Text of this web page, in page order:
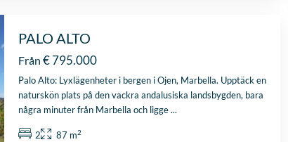
PALO ALTO
Från € 795.000
Palo Alto: Lyxlägenheter i bergen i Ojen, Marbella. Upptäck en
naturskön plats på den vackra andalusiska landsbygden, bara
några minuter från Marbella och ligge...
2 87 m2